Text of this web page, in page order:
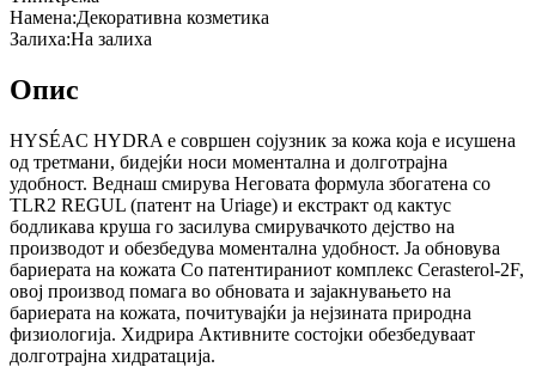
Намена:Декоративна козметика
Залиха:На залиха
Опис
HYSÉAC HYDRA е совршен сојузник за кожа која е исушена
од третмани, бидејќи носи моментална и долготрајна
удобност. Веднаш смирува Неговата формула збогатена со
TLR2 REGUL (патент на Uriage) и екстракт од кактус
бодликава круша го засилува смирувачкото дејство на
производот и обезбедува моментална удобност. Ја обновува
бариерата на кожата Со патентираниот комплекс Cerasterol-2F,
овој производ помага во обновата и зајакнувањето на
бариерата на кожата, почитувајќи ја нејзината природна
физиологија. Хидрира Активните состојки обезбедуваат
долготрајна хидратација.